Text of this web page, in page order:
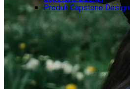
Produk Capstone Design